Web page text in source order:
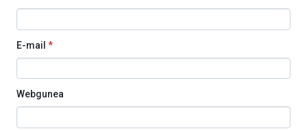
E-mail *
Webgunea